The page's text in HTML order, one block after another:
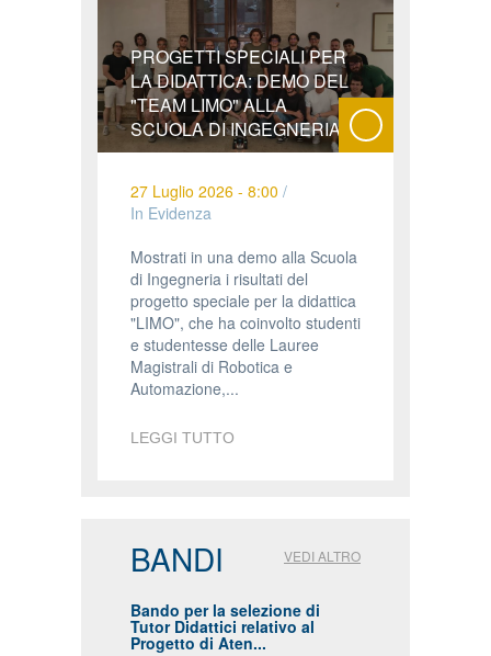
PROGETTI SPECIALI PER
LA DIDATTICA: DEMO DEL
"TEAM LIMO" ALLA
SCUOLA DI INGEGNERIA
27 Luglio 2026 - 8:00 /
In Evidenza
Mostrati in una demo alla Scuola
di Ingegneria i risultati del
progetto speciale per la didattica
"LIMO", che ha coinvolto studenti
e studentesse delle Lauree
Magistrali di Robotica e
Automazione,...
LEGGI TUTTO
BANDI VEDI ALTRO
Bando per la selezione di
Tutor Didattici relativo al
Progetto di Aten...